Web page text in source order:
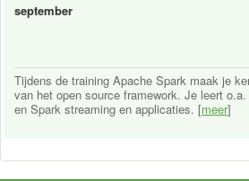
september
Tijdens de training Apache Spark maak je
van het open source framework. Je leert
en Spark streaming en applicaties. [meer]